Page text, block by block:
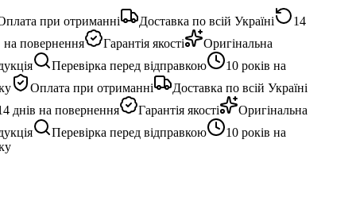
при отриманні Доставка по всій Україні
14
повернення
Гарантія якості
Оригінальна
Перевірка перед відправкою
10 років на
Оплата при отриманні
Доставка по всій Україні
днів на повернення
Гарантія якості
Оригінальна
Перевірка перед відправкою
10 років на